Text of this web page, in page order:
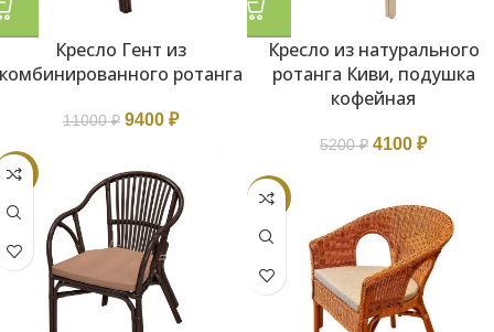
Кресло Гент из
комбинированного ротанга
11000₽ 9400 ₽
Кресло из натурального
ротанга Киви, подушка
кофейная
5200₽ 4100 ₽
-21%
-16%